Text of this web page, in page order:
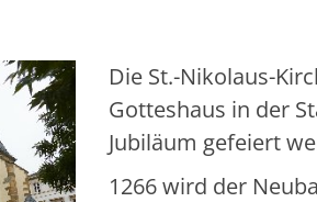
Die St.-Nikolaus-
Gotteshaus in der
Jubiläum gefeiert
1266 wird der